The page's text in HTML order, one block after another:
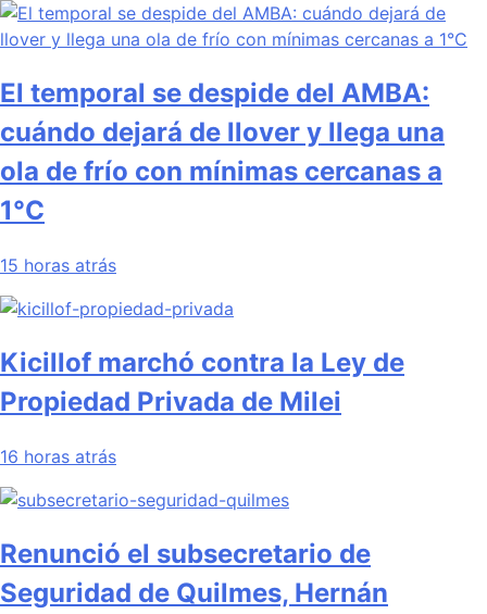
El temporal se despide del AMBA:
cuándo dejará de llover y llega una
ola de frío con mínimas cercanas a
1°C
15 horas atrás
Kicillof marchó contra la Ley de
Propiedad Privada de Milei
16 horas atrás
Renunció el subsecretario de
Seguridad de Quilmes, Hernán